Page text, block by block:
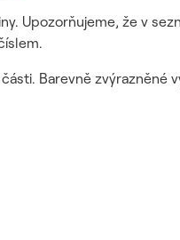
Upozorňujeme, že v
Barevně zvýrazněné